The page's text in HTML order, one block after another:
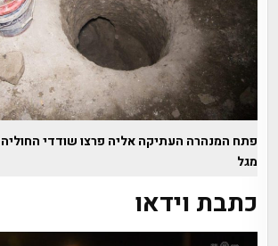
פתח המנהרה העתיקה אליה פרצו שודדי
מגל
כתבת וידאו